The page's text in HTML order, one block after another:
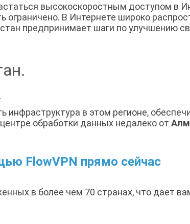
высокоскоростным доступом в
В Интернете широко
предпринимает шаги по улучшению
инфраструктура в этом регионе,
обработки данных недалеко от
FlowVPN прямо сейчас
в более чем 70 странах, что дает